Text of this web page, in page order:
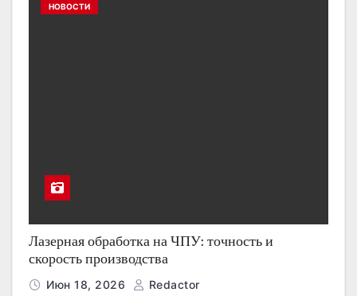
НОВОСТИ
Лазерная обработка на ЧПУ: точность и
скорость производства
Июн 18, 2026 Redactor